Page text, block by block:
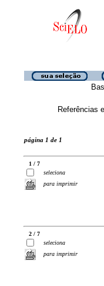
Referências
página 1 de 1
1 / 7
seleciona
para imprimir
2 / 7
seleciona
para imprimir